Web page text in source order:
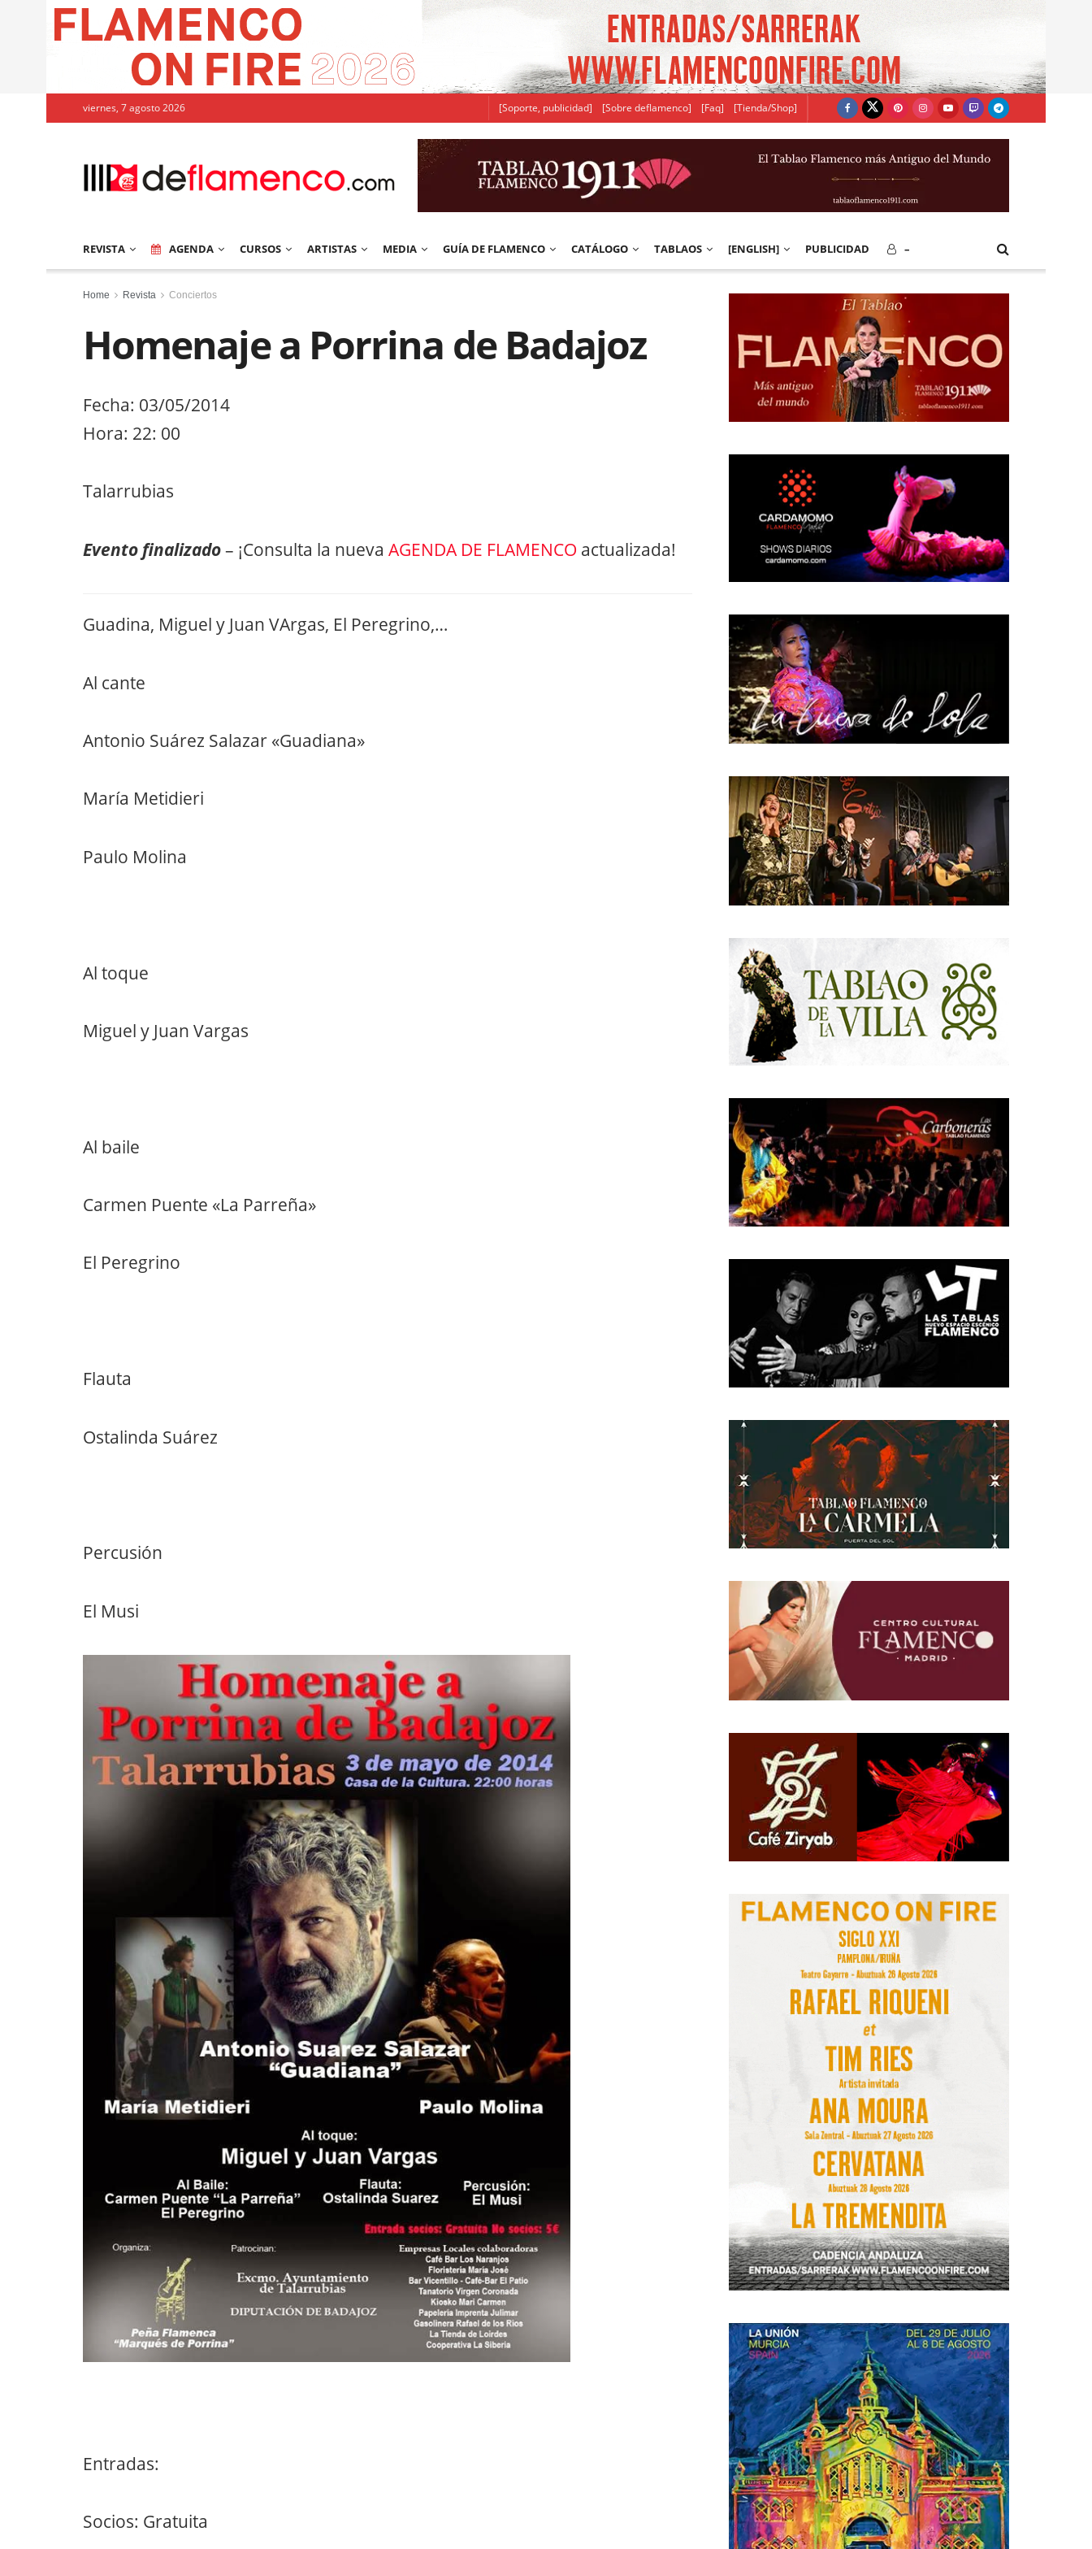
viernes, 7 agosto 2026 [Soporte, publicidad] [Sobre deflamenco] [Faq] [Tienda/Shop]
REVISTA AGENDA CURSOS ARTISTAS MEDIA GUÍA DE FLAMENCO CATÁLOGO TABLAOS [ENGLISH] PUBLICIDAD –
Home Revista Conciertos
Homenaje a Porrina de Badajoz
Fecha: 03/05/2014
Hora: 22: 00
Talarrubias
Evento finalizado– ¡Consulta la nueva AGENDA DE FLAMENCO actualizada!
Guadina, Miguel y Juan VArgas, El Peregrino,…
Al cante
Antonio Suárez Salazar «Guadiana»
María Metidieri
Paulo Molina
Al toque
Miguel y Juan Vargas
Al baile
Carmen Puente «La Parreña»
El Peregrino
Flauta
Ostalinda Suárez
Percusión
El Musi
Entradas:
Socios: Gratuita